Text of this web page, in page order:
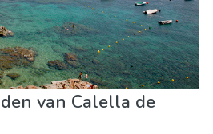
van Calella de